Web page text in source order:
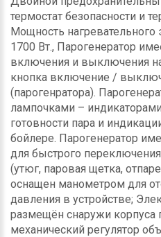
термостат безопасности и
Мощность нагревательного
1700 Вт., Парогенератор
включения и выключения
кнопка включение /
(парогенратора).
лампочками –
готовности пара и
бойлере. Парогенератор
для быстрого
(утюг, паровая щетка,
оснащен манометром для
давления в устройстве;
размещён снаружи корпуса
механический регулятор